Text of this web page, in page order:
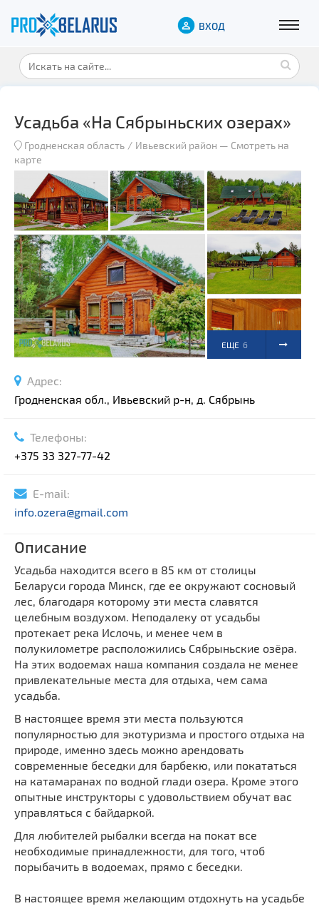
ВХОД
Усадьба «На Сябрыньских озерах»
Гродненская область Ивьевский район — Смотреть на
карте
ЕЩЕ 6
Адрес:
Гродненская обл., Ивьевский р-н, д. Сябрынь
Телефоны:
+375 33 327-77-42
E-mail:
info.ozera@gmail.com
Описание
Усадьба находится всего в 85 км от столицы
Беларуси города Минск, где ее окружают сосновый
лес, благодаря которому эти места славятся
целебным воздухом. Неподалеку от усадьбы
протекает река Ислочь, и менее чем в
полукилометре расположились Сябрыньские озёра.
На этих водоемах наша компания создала не менее
привлекательные места для отдыха, чем сама
усадьба.
В настоящее время эти места пользуются
популярностью для экотуризма и простого отдыха на
природе, именно здесь можно арендовать
современные беседки для барбекю, или покататься
на катамаранах по водной глади озера. Кроме этого
опытные инструкторы с удовольствием обучат вас
управляться с байдаркой.
Для любителей рыбалки всегда на покат все
необходимые принадлежности, для того, чтоб
порыбачить в водоемах, прямо с беседки.
В настоящее время желающим отдохнуть на усадьбе